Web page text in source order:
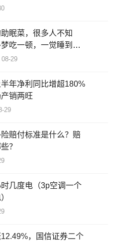
眠菜，很多人不知
吃一顿，一觉睡到天
29
年净利同比增超180%
销两旺
29
赔付标准是什么？赔
？
几度电（3p空调一个
，国信证券二个